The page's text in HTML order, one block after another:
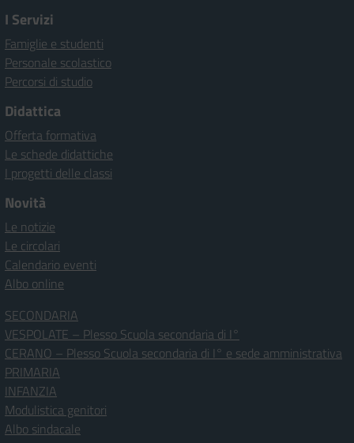
I Servizi
Famiglie e studenti
Personale scolastico
Percorsi di studio
Didattica
Offerta formativa
Le schede didattiche
I progetti delle classi
Novità
Le notizie
Le circolari
Calendario eventi
Albo online
SECONDARIA
VESPOLATE – Plesso Scuola secondaria di I°
CERANO – Plesso Scuola secondaria di I° e sede amministrativa
PRIMARIA
INFANZIA
Modulistica genitori
Albo sindacale